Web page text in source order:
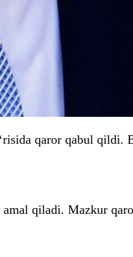
qaror qabul qildi.
qiladi. Mazkur